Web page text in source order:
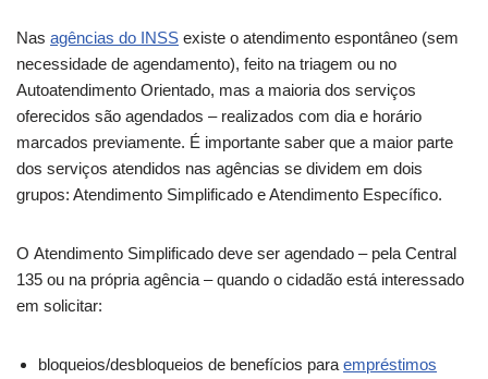
Nas agências do INSS existe o atendimento espontâneo (sem
necessidade de agendamento), feito na triagem ou no
Autoatendimento Orientado, mas a maioria dos serviços
oferecidos são agendados – realizados com dia e horário
marcados previamente. É importante saber que a maior parte
dos serviços atendidos nas agências se dividem em dois
grupos: Atendimento Simplificado e Atendimento Específico.
O Atendimento Simplificado deve ser agendado – pela Central
135 ou na própria agência – quando o cidadão está interessado
em solicitar:
bloqueios/desbloqueios de benefícios para empréstimos